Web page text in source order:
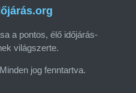
a pontos, élő időjárás-
világszerte.
jog fenntartva.